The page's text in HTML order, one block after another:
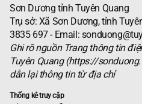
Sơn Dương tỉnh Tuyên Quang
Trụ sở: Xã Sơn Dương, tỉnh
3835 697 - Email:
Ghi rõ nguồn Trang thông tin
Tuyên Quang (https://
dẫn lại thông tin từ địa chỉ
Thống kê truy cập